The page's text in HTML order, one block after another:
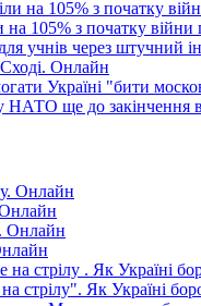
на 105% з початку
учнів через штучний
Онлайн
Україні "бити
НАТО ще до закінчення
Онлайн
стрілу". Як Україні